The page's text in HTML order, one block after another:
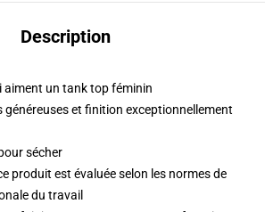
Description
aiment un tank top féminin
généreuses et finition exceptionnellement
sécher
produit est évaluée selon les normes de
du travail